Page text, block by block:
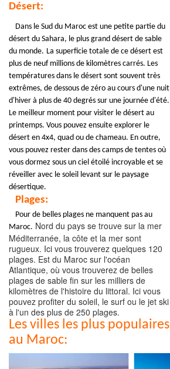
Désert:
Dans le Sud du Maroc est une petite partie du
désert du Sahara, le plus grand désert de sable
du monde. La superficie totale de ce désert est
plus de neuf millions de kilomètres carrés. Les
températures dans le désert sont souvent très
extrêmes, de dessous de zéro au cours d'une nuit
d'hiver à plus de 40 degrés sur une journée d'été.
Le meilleur moment pour visiter le désert au
printemps. Vous pouvez ensuite explorer le
désert en 4x4, quad ou de chameau. En outre,
vous pouvez rester dans des camps de tentes où
vous dormez sous un ciel étoilé incroyable et se
réveiller avec le soleil levant sur le paysage
désertique.
Plages:
Pour de belles plages ne manquent pas au
Maroc. Nord du pays se trouve sur la mer
Méditerranée, la côte et la mer sont
rugueux. Ici vous trouverez quelques 120
plages. Est du Maroc sur l'océan
Atlantique, où vous trouverez de belles
plages de sable fin sur les milliers de
kilomètres de l'histoire du littoral. Ici vous
pouvez profiter du soleil, le surf ou le jet ski
à l'un des plus de 250 plages.
Les villes les plus populaires
au Maroc: